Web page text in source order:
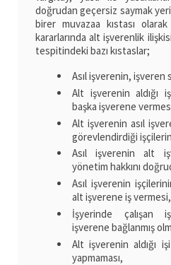
doğrudan geçersiz saymak
birer muvazaa kıstası
kararlarında alt işverenlik
tespitindeki bazı kıstaslar;
Asıl işverenin, işveren
Alt işverenin aldığı
başka işverene
Alt işverenin asıl
görevlendirdiği işçilerini
Asıl işverenin alt
yönetim hakkını
Asıl işverenin
alt işverene iş vermesi,
İşyerinde çalışan
işverene bağlanmış
Alt işverenin aldığı
yapmaması,